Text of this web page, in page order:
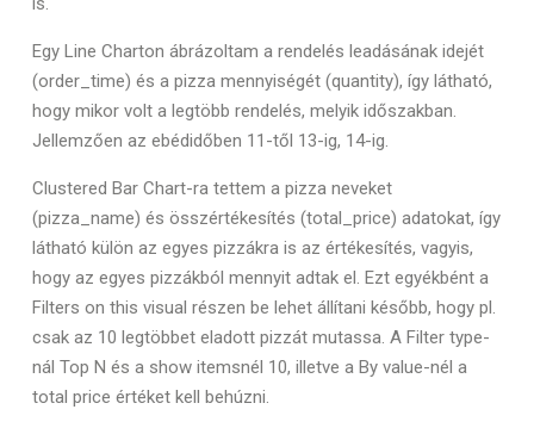
Egy Line Charton ábrázoltam a rendelés leadásának idejét
(order_time) és a pizza mennyiségét (quantity), így látható,
hogy mikor volt a legtöbb rendelés, melyik időszakban.
Jellemzően az ebédidőben 11-től 13-ig, 14-ig.
Clustered Bar Chart-ra tettem a pizza neveket
(pizza_name) és összértékesítés (total_price) adatokat, így
látható külön az egyes pizzákra is az értékesítés, vagyis,
hogy az egyes pizzákból mennyit adtak el. Ezt egyékbént a
Filters on this visual részen be lehet állítani később, hogy pl.
csak az 10 legtöbbet eladott pizzát mutassa. A Filter type-
nál Top N és a show itemsnél 10, illetve a By value-nél a
total price értéket kell behúzni.